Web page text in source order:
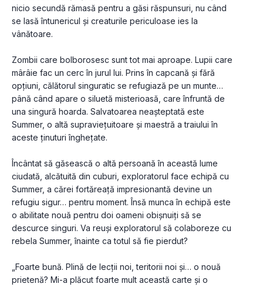
nicio secundă rămasă pentru a găsi răspunsuri, nu când
se lasă întunericul și creaturile periculoase ies la
vânătoare.
Zombii care bolborosesc sunt tot mai aproape. Lupii care
mârâie fac un cerc în jurul lui. Prins în capcană și fără
opțiuni, călătorul singuratic se refugiază pe un munte…
până când apare o siluetă misterioasă, care înfruntă de
una singură hoarda. Salvatoarea neașteptată este
Summer, o altă supraviețuitoare și maestră a traiului în
aceste ținuturi înghețate.
Încântat să găsească o altă persoană în această lume
ciudată, alcătuită din cuburi, exploratorul face echipă cu
Summer, a cărei fortăreață impresionantă devine un
refugiu sigur… pentru moment. Însă munca în echipă este
o abilitate nouă pentru doi oameni obișnuiți să se
descurce singuri. Va reuși exploratorul să colaboreze cu
rebela Summer, înainte ca totul să fie pierdut?
„Foarte bună. Plină de lecții noi, teritorii noi și… o nouă
prietenă? Mi-a plăcut foarte mult această carte și o